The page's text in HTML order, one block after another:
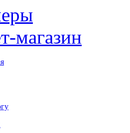
магазин